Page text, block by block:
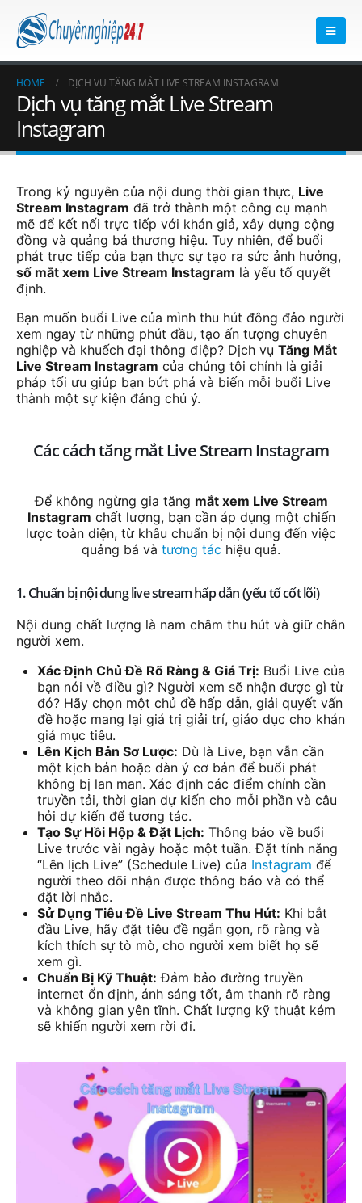
HOME DỊCH VỤ TĂNG MẮT LIVE STREAM INSTAGRAM
Dịch vụ tăng mắt Live Stream
Instagram
Trong kỷ nguyên của nội dung thời gian thực, Live
Stream Instagram đã trở thành một công cụ mạnh
mẽ để kết nối trực tiếp với khán giả, xây dựng cộng
đồng và quảng bá thương hiệu. Tuy nhiên, để buổi
phát trực tiếp của bạn thực sự tạo ra sức ảnh hưởng,
số mắt xem Live Stream Instagram là yếu tố quyết
định.
Bạn muốn buổi Live của mình thu hút đông đảo người
xem ngay từ những phút đầu, tạo ấn tượng chuyên
nghiệp và khuếch đại thông điệp? Dịch vụ Tăng Mắt
Live Stream Instagram của chúng tôi chính là giải
pháp tối ưu giúp bạn bứt phá và biến mỗi buổi Live
thành một sự kiện đáng chú ý.
Các cách tăng mắt Live Stream Instagram
Để không ngừng gia tăng mắt xem Live Stream
Instagram chất lượng, bạn cần áp dụng một chiến
lược toàn diện, từ khâu chuẩn bị nội dung đến việc
quảng bá và tương tác hiệu quả.
1. Chuẩn bị nội dung live stream hấp dẫn (yếu tố cốt lõi)
Nội dung chất lượng là nam châm thu hút và giữ chân
người xem.
Xác Định Chủ Đề Rõ Ràng & Giá Trị: Buổi Live của
bạn nói về điều gì? Người xem sẽ nhận được gì từ
đó? Hãy chọn một chủ đề hấp dẫn, giải quyết vấn
đề hoặc mang lại giá trị giải trí, giáo dục cho khán
giả mục tiêu.
Lên Kịch Bản Sơ Lược: Dù là Live, bạn vẫn cần
một kịch bản hoặc dàn ý cơ bản để buổi phát
không bị lan man. Xác định các điểm chính cần
truyền tải, thời gian dự kiến cho mỗi phần và câu
hỏi dự kiến để tương tác.
Tạo Sự Hồi Hộp & Đặt Lịch: Thông báo về buổi
Live trước vài ngày hoặc một tuần. Đặt tính năng
“Lên lịch Live” (Schedule Live) của Instagram để
người theo dõi nhận được thông báo và có thể
đặt lời nhắc.
Sử Dụng Tiêu Đề Live Stream Thu Hút: Khi bắt
đầu Live, hãy đặt tiêu đề ngắn gọn, rõ ràng và
kích thích sự tò mò, cho người xem biết họ sẽ
xem gì.
Chuẩn Bị Kỹ Thuật: Đảm bảo đường truyền
internet ổn định, ánh sáng tốt, âm thanh rõ ràng
và không gian yên tĩnh. Chất lượng kỹ thuật kém
sẽ khiến người xem rời đi.